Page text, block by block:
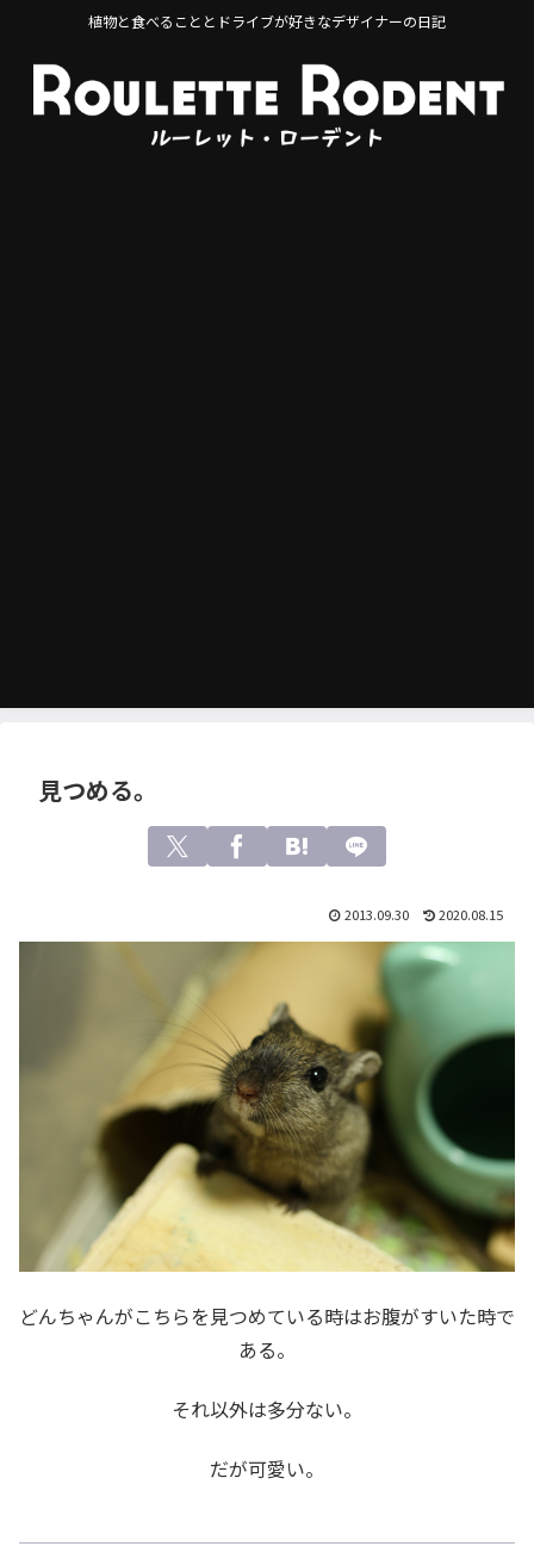
植物と食べることとドライブが好きなデザイナーの日記
見つめる。
2013.09.30 2020.08.15
どんちゃんがこちらを見つめている時はお腹がすいた時で
ある。
それ以外は多分ない。
だが可愛い。